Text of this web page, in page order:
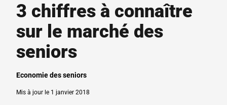
3 chiffres à connaître
sur le marché des
seniors
Economie des seniors
Mis à jour le 1 janvier 2018